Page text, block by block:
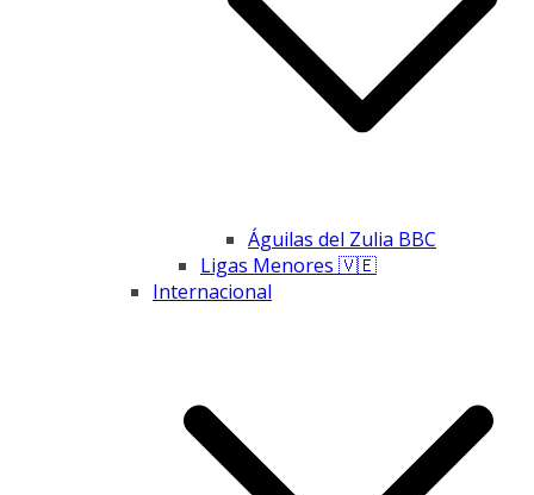
Águilas del Zulia BBC
Ligas Menores 🇻🇪
Internacional